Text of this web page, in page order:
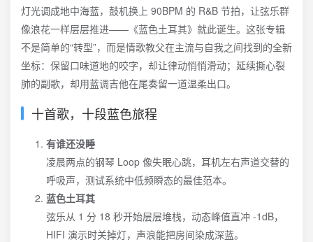
灯光调成地中海蓝，鼓机换上 90BPM 的 R&B 节拍，让弦乐群
像浪花一样层层推进——《蓝色土耳其》就此诞生。这张专辑
不是简单的“转型”，而是情歌教父在主流与自我之间找到的全新
坐标：保留口味道地的咬字，却让律动悄悄滑动；延续撕心裂
肺的副歌，却用蓝调吉他在尾奏留一道温柔出口。
十首歌，十段蓝色旅程
有谁还没睡
凌晨两点的钢琴 Loop 像失眠心跳，耳机左右声道交替的
呼吸声，测试系统中低频瞬态的最佳范本。
蓝色土耳其
弦乐从 1 分 18 秒开始层层堆栈，动态峰值直冲 -1dB，
HIFI 演示时关掉灯，声浪能把房间染成深蓝。